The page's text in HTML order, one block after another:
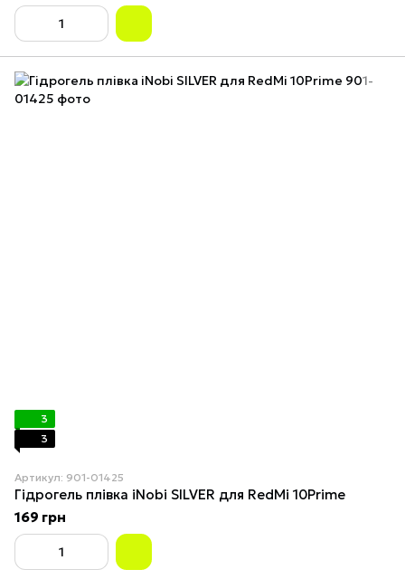
3
3
Артикул: 901-01425
Гідрогель плівка iNobi SILVER для RedMi 10Prime
169 грн